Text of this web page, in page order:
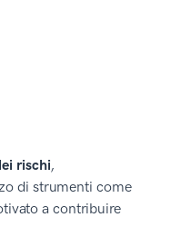
rischi,
di strumenti come
a contribuire